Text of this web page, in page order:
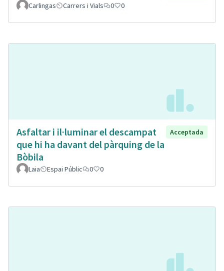
Carlingas
Carrers i Vials 0 0
Asfaltar i il·luminar el descampat
que hi ha davant del pàrquing de la
Bòbila
Acceptada
Laia Espai Públic 0 0